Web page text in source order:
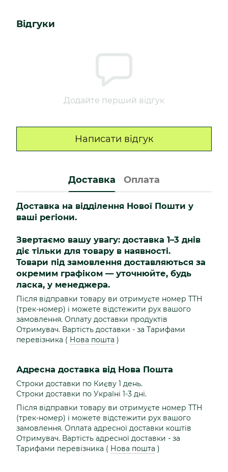
Відгуки
Додайте перший відгук
Написати відгук
Доставка Оплата
Доставка на відділення Нової Пошти у
ваші регіони.
Звертаємо вашу увагу: доставка 1–3 днів
діє тільки для товару в наявності.
Товари під замовлення доставляються за
окремим графіком — уточнюйте, будь
ласка, у менеджера.
Після відправки товару ви отримуєте номер ТТН
(трек-номер) і можете відстежити рух вашого
замовлення. Оплату доставки продуктів
Отримувач. Вартість доставки - за Тарифами
перевізника ( Нова пошта )
Адресна доставка від Нова Пошта
Строки доставки по Києву 1 день.
Строки доставки по Україні 1-3 дні.
Після відправки товару ви отримуєте номер ТТН
(трек-номер) і можете відстежити рух вашого
замовлення. Оплата адресної доставки коштів
Отримувач. Вартість адресної доставки - за
Тарифами перевізника ( Нова пошта )